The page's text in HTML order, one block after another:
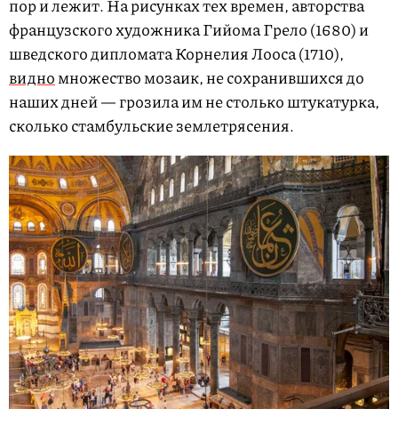
пор и лежит. На рисунках тех времен, авторства
французского художника Гийома Грело (1680) и
шведского дипломата Корнелия Лооса (1710),
видномножество мозаик, не сохранившихся до
наших дней — грозила им не столько штукатурка,
сколько стамбульские землетрясения.